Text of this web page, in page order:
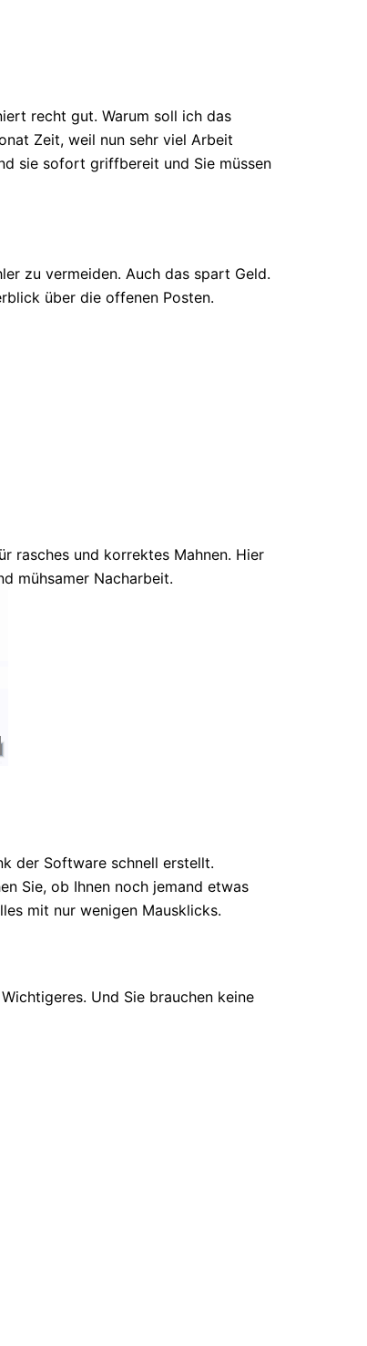
recht gut. Warum soll ich das
Zeit, weil nun sehr viel Arbeit
sie sofort griffbereit und Sie müssen
zu vermeiden. Auch das spart Geld.
über die offenen Posten.
rasches und korrektes Mahnen. Hier
mühsamer Nacharbeit.
der Software schnell erstellt.
Sie, ob Ihnen noch jemand etwas
mit nur wenigen Mausklicks.
Und Sie brauchen keine